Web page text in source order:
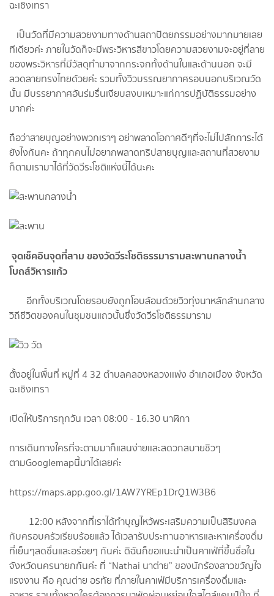
ฉะเชิงเทรา
เป็นวัดที่มีความสวยงามทางด้านสถาปัตยกรรมอย่างมากมายเลย
ทีเดียวค่ะ ภายในวัดก็จะมีพระวิหารสีขาวโดยความสวยงามจะอยู่ที่ลาย
ของพระวิหารที่มีวัสดุทำมาจากกระจกทั้งด้านในและด้านนอก จะมี
ลวดลายทรงไทยด้วยค่ะ รวมทั้งวิวบรรณยากาศรอบนอกบริเวณวัด
นั้น มีบรรยากาศอันร่มรื่นเงียบสงบเหมาะแก่การปฏิบัติธรรมอย่าง
มากค่ะ
ถือว่าสายบุญอย่างพวกเราๆ อย่าพลาดโอกาศดีๆที่จะไม่ไปสักการะได้
ยังไงกันคะ ถ้าทุกคนไม่อยากพลาดทริปสายบุญและสถานที่สวยงาม
ก็ตามเรามาได้ที่วัดวีระโชติแห่งนี้ได้นะคะ
จุดเช็คอินจุดที่สาม ของวัดวีระโชติธรรมารามสะพานกลางน้ำ
โบถส์วิหารแก้ว
อีกทั้งบริเวณโดยรอบยังถูกโอบล้อมด้วยวิวทุ่งนาหลักล้านกลาง
วิถีชีวิตของคนในชุมชนแถวนั้นซึ่งวัดวีรโชติธรรมาราม
ตั้งอยู่ในพื้นที่ หมู่ที่ 4 32 ตำบลคลองหลวงเเพ่ง อำเภอเมือง จังหวัด
ฉะเชิงเทรา
เปิดให้บริการทุกวัน เวลา 08:00 - 16.30 นาฬิกา
การเดินทางใครที่จะตามมาก็แสนง่ายเเละสดวกสบายชิวๆ
ตามGooglemapนี้มาได้เลยค่ะ
https://maps.app.goo.gl/1AW7YREp1DrQ1W3B6
12:00 หลังจากที่เราได้ทำบุญไหว้พระเสริมความเป็นสิริมงคล
กับครอบครัวเรียบร้อยแล้ว ได้เวลารับประทานอาหารและหาเครื่องดื่ม
ที่เย็นๆสดชื่นและอร่อยๆ กันค่ะ ดิฉันก็ขอเเนะนำเป็นคาเฟ่ที่ขึ้นชื่อใน
จังหวัดนครนายกกันค่ะ ที่ “Nathai นาต่าย” ของนักร้องสาวขวัญใจ
แรงงาน คือ คุณต่าย อรทัย ที่ภายในคาเฟ่มีบริการเครื่องดื่มและ